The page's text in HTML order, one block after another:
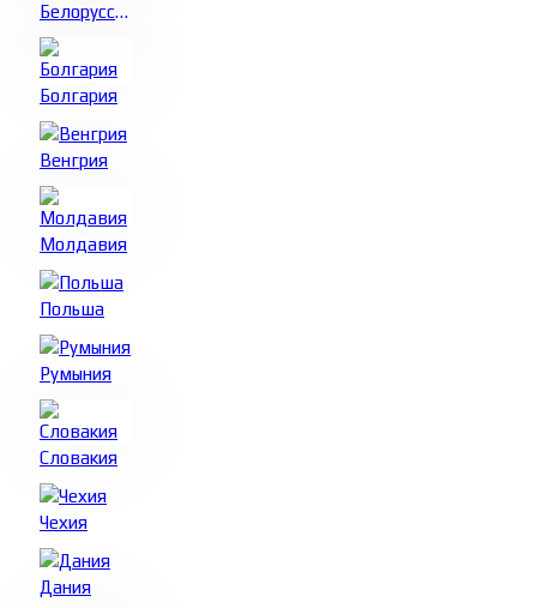
Белоруссия
Болгария
Венгрия
Молдавия
Польша
Румыния
Словакия
Чехия
Дания